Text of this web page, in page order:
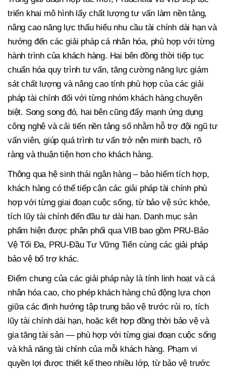
triển khai mô hình lấy chất lượng tư vấn làm nền tảng,
nâng cao năng lực thấu hiểu nhu cầu tài chính dài hạn và
hướng đến các giải pháp cá nhân hóa, phù hợp với từng
hành trình của khách hàng. Hai bên đồng thời tiếp tục
chuẩn hóa quy trình tư vấn, tăng cường năng lực giám
sát chất lượng và nâng cao tính phù hợp của các giải
pháp tài chính đối với từng nhóm khách hàng chuyên
biệt. Song song đó, hai bên cũng đẩy mạnh ứng dụng
công nghệ và cải tiến nền tảng số nhằm hỗ trợ đội ngũ tư
vấn viên, giúp quá trình tư vấn trở nên minh bạch, rõ
ràng và thuận tiện hơn cho khách hàng.
Thông qua hệ sinh thái ngân hàng – bảo hiểm tích hợp,
khách hàng có thể tiếp cận các giải pháp tài chính phù
hợp với từng giai đoạn cuộc sống, từ bảo vệ sức khỏe,
tích lũy tài chính đến đầu tư dài hạn. Danh mục sản
phẩm hiện được phân phối qua VIB bao gồm PRU-Bảo
Vệ Tối Đa, PRU-Đầu Tư Vững Tiến cùng các giải pháp
bảo vệ bổ trợ khác.
Điểm chung của các giải pháp này là tính linh hoạt và cá
nhân hóa cao, cho phép khách hàng chủ động lựa chọn
giữa các định hướng tập trung bảo vệ trước rủi ro, tích
lũy tài chính dài hạn, hoặc kết hợp đồng thời bảo vệ và
gia tăng tài sản — phù hợp với từng giai đoạn cuộc sống
và khả năng tài chính của mỗi khách hàng. Phạm vi
quyền lợi được thiết kế theo nhiều lớp, từ bảo vệ trước